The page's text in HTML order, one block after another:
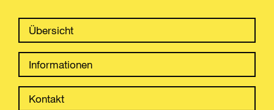
Übersicht
Informationen
Kontakt